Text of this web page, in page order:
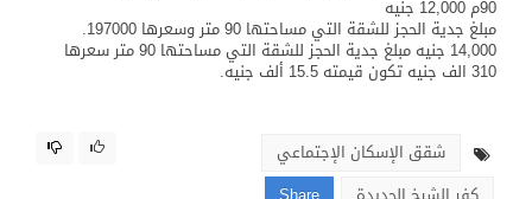
90م 12,000 جنيه
مبلغ جدية الحجز للشقة التي مساحتها 90 متر وسعرها 197000.
14,000 جنيه مبلغ جدية الحجز للشقة التي مساحتها 90 متر سعرها
310 الف جنيه تكون قيمته 15.5 ألف جنيه.
شقق الإسكان الإجتماعي